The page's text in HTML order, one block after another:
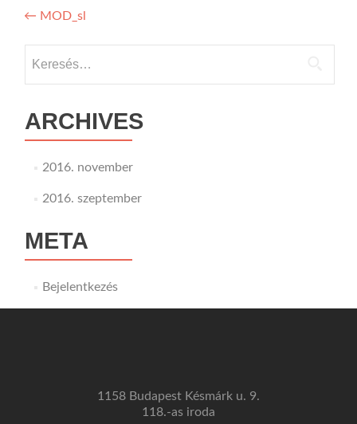
Bejegyzés
navigáció
← MOD_sl
ARCHIVES
2016. november
2016. szeptember
META
Bejelentkezés
1158 Budapest Késmárk u. 9.
118.-as iroda